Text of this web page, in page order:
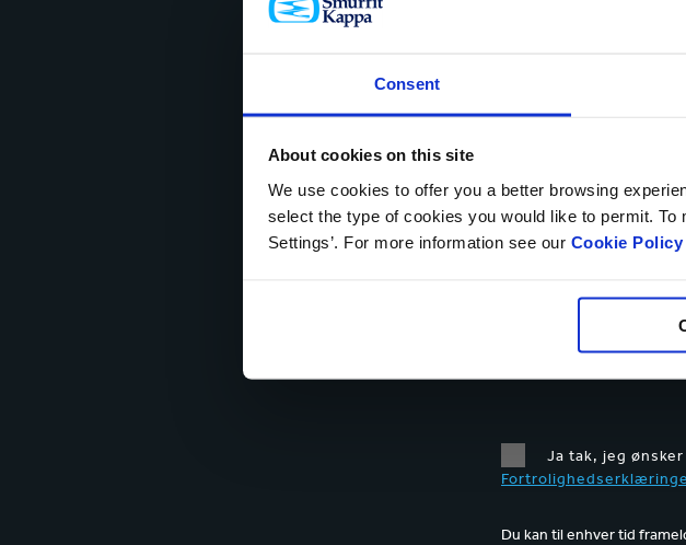
Consent
About cookies on this site
We use cookies to offer you a better browsing
select the type of cookies you would like to permit.
Settings’. For more information see our Cookie Policy
BESKED*
Ja tak, jeg
Du kan til enhver tid